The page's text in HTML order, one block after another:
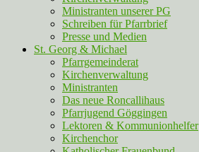
Ministranten unserer PG
Schreiben für Pfarrbrief
Presse und Medien
St. Georg & Michael
Pfarrgemeinderat
Kirchenverwaltung
Ministranten
Das neue Roncallihaus
Pfarrjugend Göggingen
Lektoren & Kommunionhelfer
Kirchenchor